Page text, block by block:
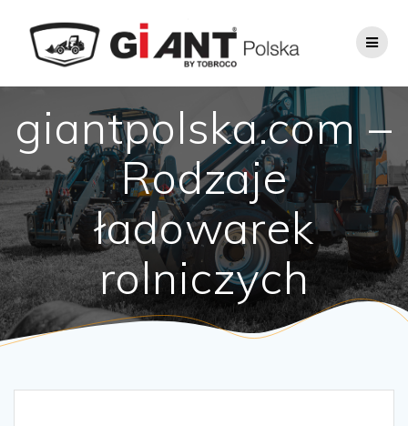
giantpolska.com –
Rodzaje
ładowarek
rolniczych